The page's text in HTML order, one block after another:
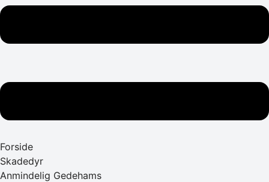
Forside
Skadedyr
Anmindelig Gedehams